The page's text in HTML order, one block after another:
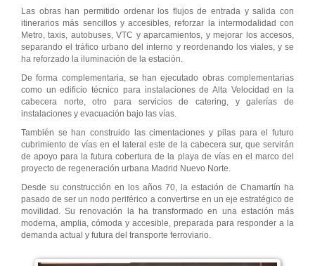
Las obras han permitido ordenar los flujos de entrada y salida con
itinerarios más sencillos y accesibles, reforzar la intermodalidad con
Metro, taxis, autobuses, VTC y aparcamientos, y mejorar los accesos,
separando el tráfico urbano del interno y reordenando los viales, y se
ha reforzado la iluminación de la estación.
De forma complementaria, se han ejecutado obras complementarias
como un edificio técnico para instalaciones de Alta Velocidad en la
cabecera norte, otro para servicios de catering, y galerías de
instalaciones y evacuación bajo las vías.
También se han construido las cimentaciones y pilas para el futuro
cubrimiento de vías en el lateral este de la cabecera sur, que servirán
de apoyo para la futura cobertura de la playa de vías en el marco del
proyecto de regeneración urbana Madrid Nuevo Norte.
Desde su construcción en los años 70, la estación de Chamartín ha
pasado de ser un nodo periférico a convertirse en un eje estratégico de
movilidad. Su renovación la ha transformado en una estación más
moderna, amplia, cómoda y accesible, preparada para responder a la
demanda actual y futura del transporte ferroviario.